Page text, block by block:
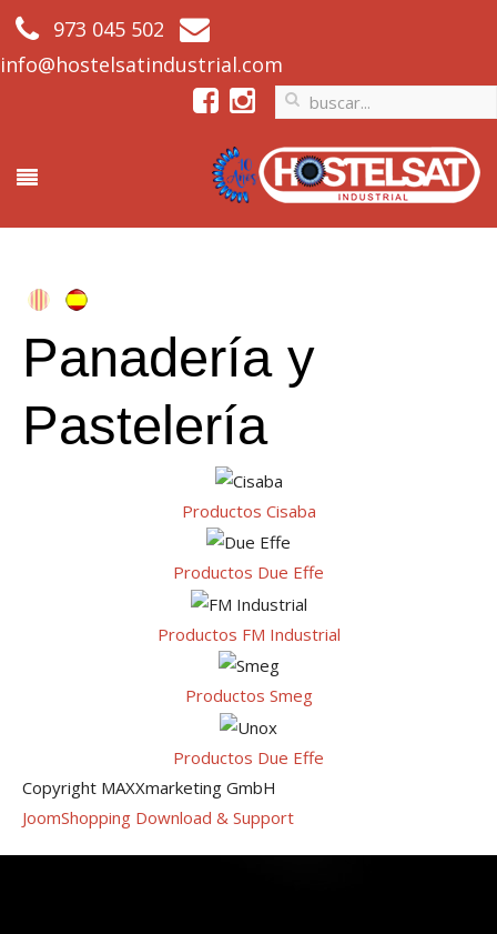
973 045 502
info@hostelsatindustrial.com
Panadería y
Pastelería
Productos Cisaba
Productos Due Effe
Productos FM Industrial
Productos Smeg
Productos Due Effe
Copyright MAXXmarketing GmbH
JoomShopping Download & Support